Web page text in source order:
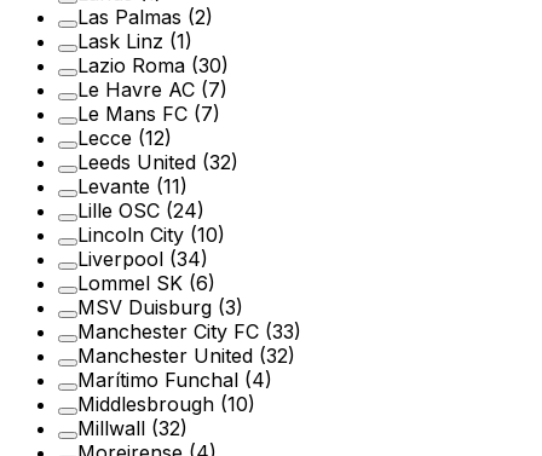
Las Palmas (2)
Lask Linz (1)
Lazio Roma (30)
Le Havre AC (7)
Le Mans FC (7)
Lecce (12)
Leeds United (32)
Levante (11)
Lille OSC (24)
Lincoln City (10)
Liverpool (34)
Lommel SK (6)
MSV Duisburg (3)
Manchester City FC (33)
Manchester United (32)
Marítimo Funchal (4)
Middlesbrough (10)
Millwall (32)